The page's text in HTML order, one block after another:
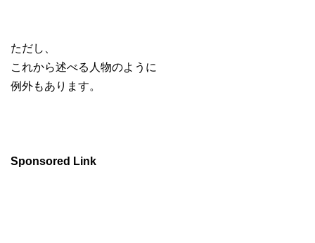
ただし、
これから述べる人物のように
例外もあります。
Sponsored Link